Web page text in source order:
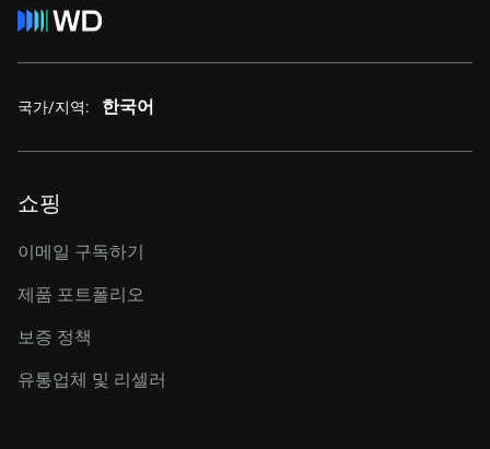
국가/지역: 한국어
쇼핑
이메일 구독하기
제품 포트폴리오
보증 정책
유통업체 및 리셀러